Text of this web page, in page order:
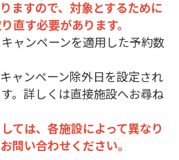
ますので、対象とするために
直す必要があります。
ャンペーンを適用した予約数
ャンペーン除外日を設定され
。詳しくは直接施設へお尋ね
ては、各施設によって異なり
問い合わせください。